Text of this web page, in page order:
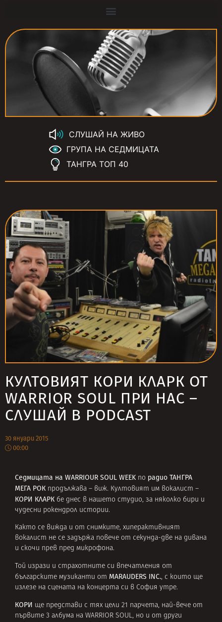
СЛУШАЙ НА ЖИВО
ГРУПА НА СЕДМИЦАТА
ТАНГРА ТОП 40
КУЛТОВИЯТ КОРИ КЛАРК ОТ
WARRIOR SOUL ПРИ НАС –
СЛУШАЙ В PODCAST
30 януари 2015
00:00
Седмицата на WARRIOUR SOUL WEEK по радио ТАНГРА
МЕГА РОК продължава – виж. Култовият им вокалист –
КОРИ КЛАРК бе днес в нашето студио, за няколко бири и
чудесни рокендрол истории.
Както се вижда и от снимките, хиперактивният
вокалист не се задържа повече от секунда-две на дивана
и скочи прев пред микрофона.
Той изрази и страхотните си впечатления от
българските музиканти от MARAUDERS INC., с които ще
излезе на сцената на концерта си в София утре.
КОРИ ще представи с тях цели 21 парчета, най-вече от
първите 3 албума на WARRIOR SOUL, но и от други